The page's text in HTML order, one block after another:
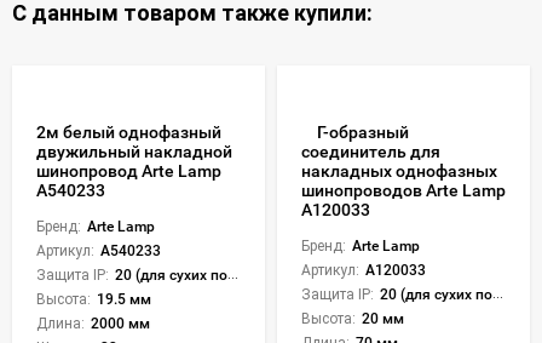
С данным товаром также купили:
2м белый однофазный
двужильный накладной
шинопровод Arte Lamp
A540233
Бренд: Arte Lamp
Артикул: A540233
Защита IP: 20 (для сухих пом.)
Высота: 19.5 мм
Длина: 2000 мм
Г-образный
соединитель для
накладных однофазных
шинопроводов Arte Lamp
A120033
Бренд: Arte Lamp
Артикул: A120033
Защита IP: 20 (для сухих пом.)
Высота: 20 мм